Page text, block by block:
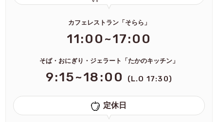
カフェレストラン「そらら」
11:00~17:00
そば・おにぎり・ジェラート「たかのキッチン」
9:15~18:00 (L.O 17:30)
定休日